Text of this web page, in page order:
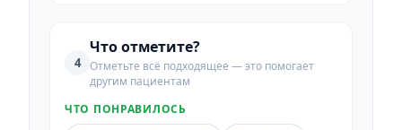
4
Что отметите?
Отметьте всё подходящее — это помогает
другим пациентам
ЧТО ПОНРАВИЛОСЬ